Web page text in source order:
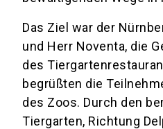
Das Ziel war der
und Herr Noventa, die
des
begrüßten die
des Zoos. Durch den
Tiergarten, Richtung